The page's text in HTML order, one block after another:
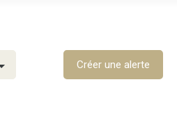
Créer une alerte